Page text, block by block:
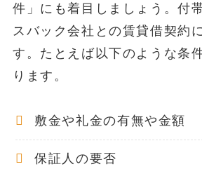
件」にも着目しましょう。付
スバック会社との賃貸借契約
す。たとえば以下のような条
ります。
敷金や礼金の有無や金額
保証人の要否